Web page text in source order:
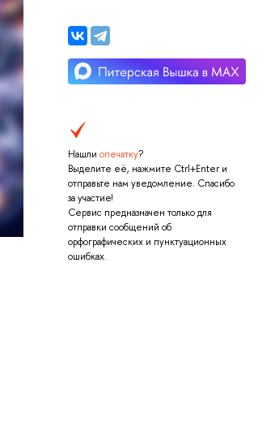
Нашли опечатку?
Выделите её, нажмите Ctrl+Enter и
отправьте нам уведомление. Спасибо
за участие!
Сервис предназначен только для
отправки сообщений об
орфографических и пунктуационных
ошибках.